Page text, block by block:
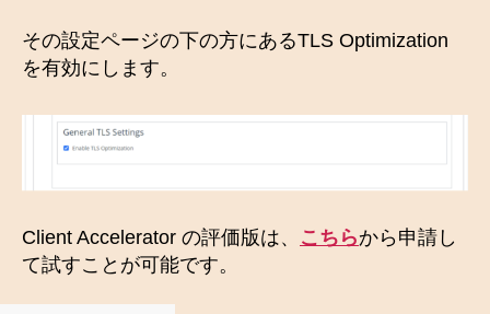
その設定ページの下の方にあるTLS Optimization
を有効にします。
Client Accelerator の評価版は、 こちらから申請し
て試すことが可能です。